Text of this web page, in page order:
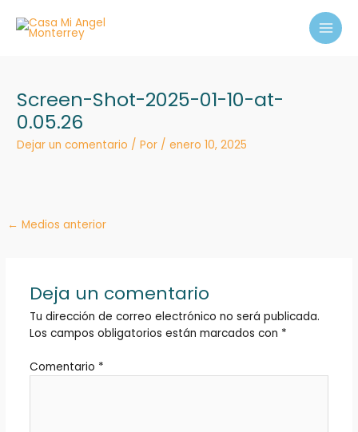
contenido
Screen-Shot-2025-01-10-at-
0.05.26
Dejar un comentario / Por /enero 10, 2025
← Medios anterior
Deja un comentario
Tu dirección de correo electrónico no será publicada.
Los campos obligatorios están marcados con *
Comentario *